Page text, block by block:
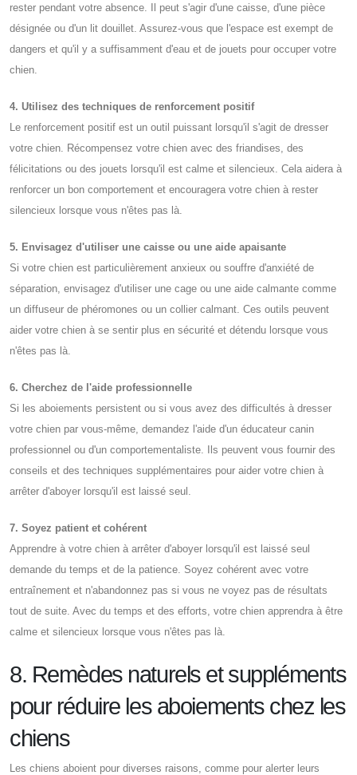
rester pendant votre absence. Il peut s'agir d'une caisse, d'une pièce
désignée ou d'un lit douillet. Assurez-vous que l'espace est exempt de
dangers et qu'il y a suffisamment d'eau et de jouets pour occuper votre
chien.
4. Utilisez des techniques de renforcement positif
Le renforcement positif est un outil puissant lorsqu'il s'agit de dresser
votre chien. Récompensez votre chien avec des friandises, des
félicitations ou des jouets lorsqu'il est calme et silencieux. Cela aidera à
renforcer un bon comportement et encouragera votre chien à rester
silencieux lorsque vous n'êtes pas là.
5. Envisagez d'utiliser une caisse ou une aide apaisante
Si votre chien est particulièrement anxieux ou souffre d'anxiété de
séparation, envisagez d'utiliser une cage ou une aide calmante comme
un diffuseur de phéromones ou un collier calmant. Ces outils peuvent
aider votre chien à se sentir plus en sécurité et détendu lorsque vous
n'êtes pas là.
6. Cherchez de l'aide professionnelle
Si les aboiements persistent ou si vous avez des difficultés à dresser
votre chien par vous-même, demandez l'aide d'un éducateur canin
professionnel ou d'un comportementaliste. Ils peuvent vous fournir des
conseils et des techniques supplémentaires pour aider votre chien à
arrêter d'aboyer lorsqu'il est laissé seul.
7. Soyez patient et cohérent
Apprendre à votre chien à arrêter d'aboyer lorsqu'il est laissé seul
demande du temps et de la patience. Soyez cohérent avec votre
entraînement et n'abandonnez pas si vous ne voyez pas de résultats
tout de suite. Avec du temps et des efforts, votre chien apprendra à être
calme et silencieux lorsque vous n'êtes pas là.
8. Remèdes naturels et suppléments
pour réduire les aboiements chez les
chiens
Les chiens aboient pour diverses raisons, comme pour alerter leurs